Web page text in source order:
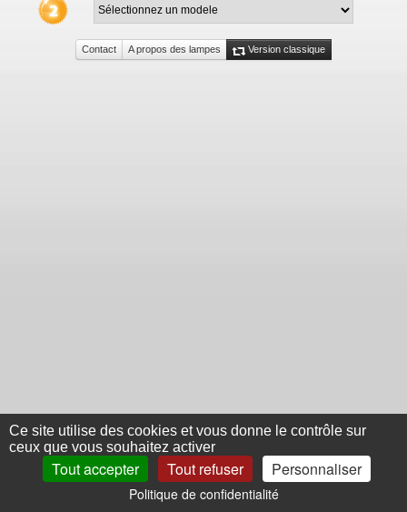
Contact A propos des lampes Version classique
Ce site utilise des cookies et vous donne le contrôle sur
ceux que vous souhaitez activer
Tout accepter Tout refuser Personnaliser
Politique de confidentialité